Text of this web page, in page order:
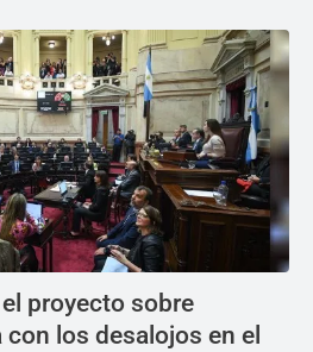
proyecto sobre
los desalojos en el